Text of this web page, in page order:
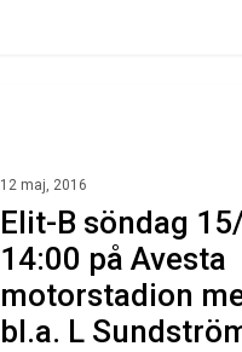
12 maj, 2016
Elit-B söndag
14:00 på Avesta
motorstadion
bl.a. L